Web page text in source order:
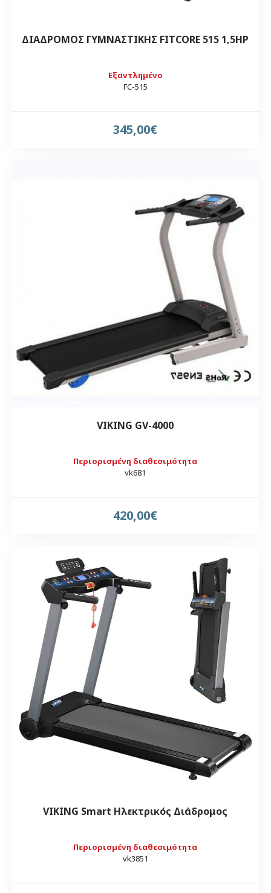
Εξαντλημένο
FC-515
ΔΙΑΔΡΟΜΟΣ ΓΥΜΝΑΣΤΙΚΗΣ FITCORE 515 1,5HP
345,00€
Περιορισμένη διαθεσιμότητα
vk681
VIKING GV-4000
420,00€
Περιορισμένη διαθεσιμότητα
vk3851
VIKING Smart Ηλεκτρικός Διάδρομος